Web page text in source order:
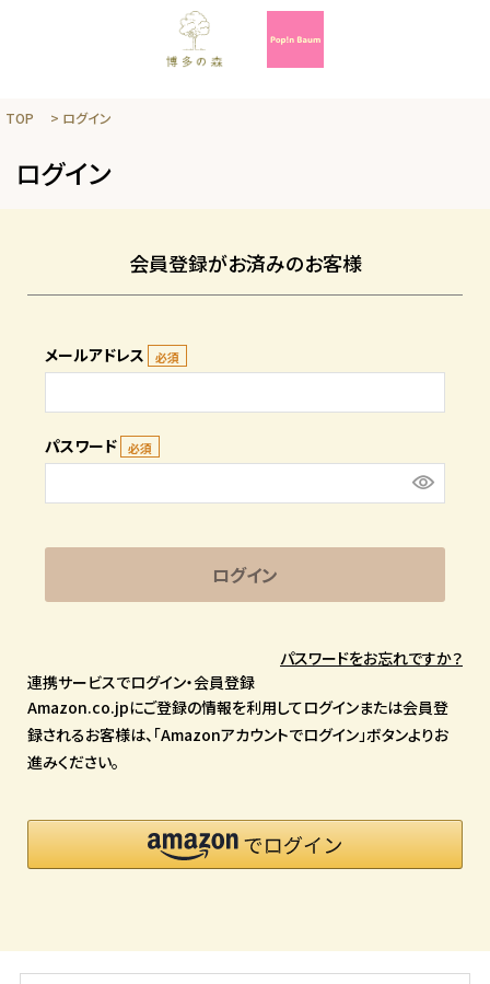
TOP ログイン
ログイン
会員登録がお済みのお客様
メールアドレス
パスワード
ログイン
パスワードをお忘れですか？
連携サービスでログイン・会員登録
Amazon.co.jpにご登録の情報を利用してログインまたは会員登
録されるお客様は、「Amazonアカウントでログイン」ボタンよりお
進みください。